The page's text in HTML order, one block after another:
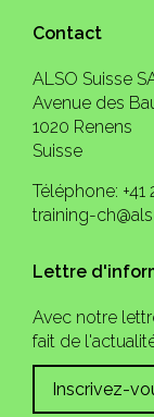
Contact
ALSO Suisse
Avenue des
1020 Renens
Suisse
Téléphone: +41
training-
Lettre
Avec notre
fait de
Inscrivez-